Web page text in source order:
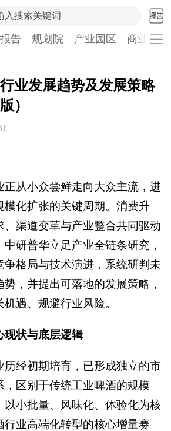
入搜索关键词
告 规划院 产业园区 商业计
业发展趋势及发展策略
）
正从小众尝鲜走向大众主流，进
模化扩张的关键周期。消费升
、渠道变革与产业整合共同驱动
研普华立足产业全链条研究，
争格局与技术演进，系统研判未
，并提出可落地的发展策略，
遇、规避行业风险。
现状与底层逻辑
历经初期培育，已形成独立的市
，区别于传统工业啤酒的规模
以小批量、风味化、体验化为核
行业高端化转型的核心增量赛